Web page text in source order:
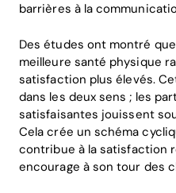
barrières à la
Des études ont montré
meilleure santé physique
satisfaction plus élevés.
dans les deux sens ; les
satisfaisantes jouissent
Cela crée un schéma
contribue à la satisfaction
encourage à son tour des